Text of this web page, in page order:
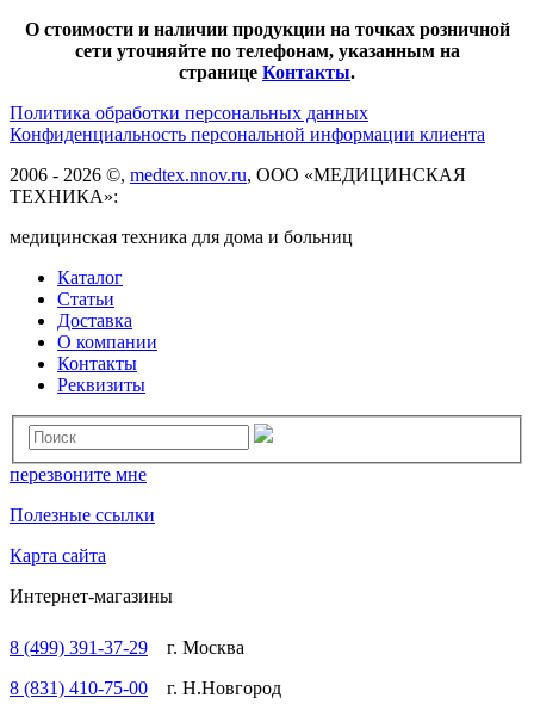
О стоимости и наличии продукции на точках розничной
сети уточняйте по телефонам, указанным на
странице Контакты.
Политика обработки персональных данных
Конфиденциальность персональной информации клиента
2006 - 2026 ©, medtex.nnov.ru, ООО «МЕДИЦИНСКАЯ
ТЕХНИКА»:
медицинская техника для дома и больниц
Каталог
Статьи
Доставка
О компании
Контакты
Реквизиты
перезвоните мне
Полезные ссылки
Карта сайта
Интернет-магазины
8 (499) 391-37-29 г. Москва
8 (831) 410-75-00 г. Н.Новгород